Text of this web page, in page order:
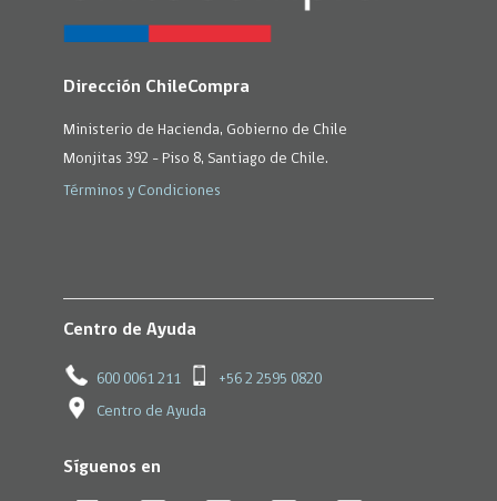
Dirección ChileCompra
Ministerio de Hacienda, Gobierno de Chile
Monjitas 392 - Piso 8, Santiago de Chile.
Términos y Condiciones
Centro de Ayuda
600 0061 211 +56 2 2595 0820
Centro de Ayuda
Síguenos en